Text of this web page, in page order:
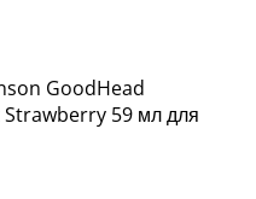
GoodHead
59 мл для